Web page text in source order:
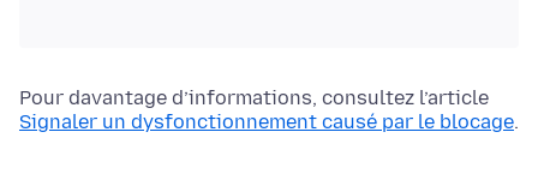
Pour davantage d’informations, consultez l’article
Signaler un dysfonctionnement causé par le blocage.